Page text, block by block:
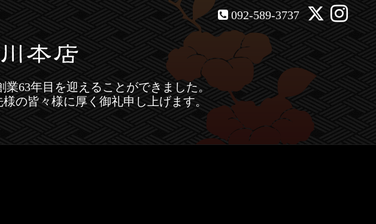
092-589-3737
63年目を迎えることができました。
の皆々様に厚く御礼申し上げます。